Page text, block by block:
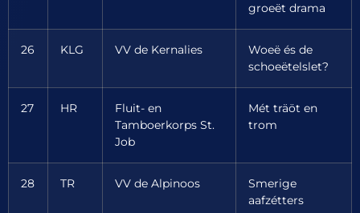
groeët drama
26 KLG VV de Kernalies
Woeë és de
schoeëtelslet?
27 HR
Fluit- en
Tamboerkorps St.
Job
Mét träöt en
trom
28 TR VV de Alpinoos
Smerige
aafzétters